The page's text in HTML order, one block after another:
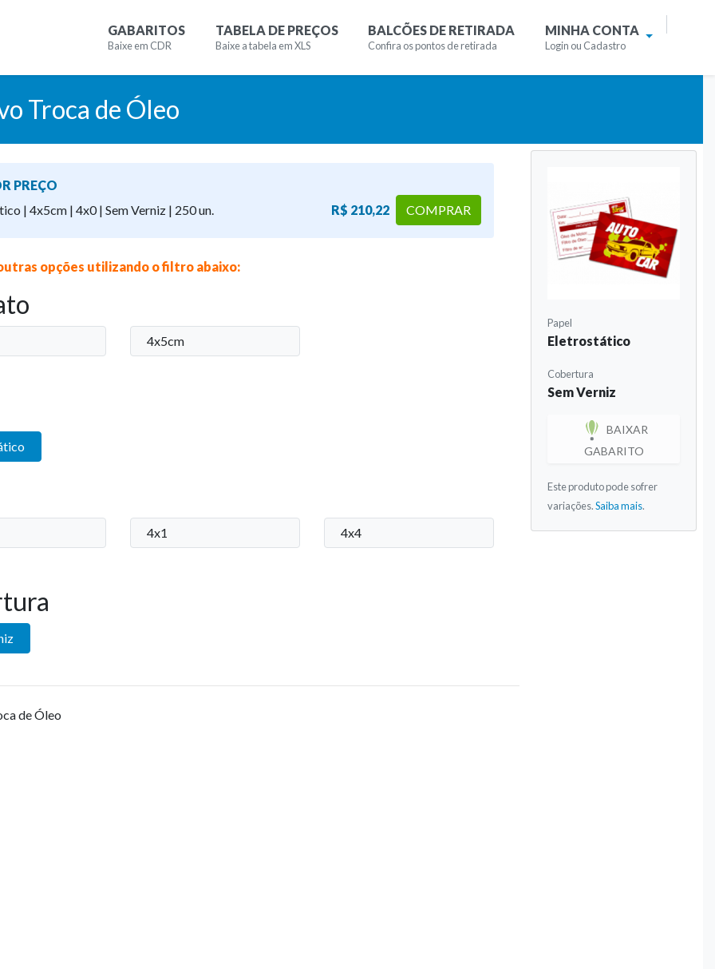
GABARITOS
Baixe em CDR
TABELA DE PREÇOS
Baixe a tabela em XLS
BALCÕES DE RETIRADA
Confira os pontos de retirada
MINHA CONTA
Login ou Cadastro
Troca de Óleo
PREÇO
| 4x5cm | 4x0 | Sem Verniz | 250 un.
R$ 210,22 COMPRAR
opções utilizando o filtro abaixo:
4x5cm
4x1 4x4
de Óleo
Papel
Eletrostático
Cobertura
Sem Verniz
BAIXAR
GABARITO
Este produto pode sofrer
variações.Saiba mais.